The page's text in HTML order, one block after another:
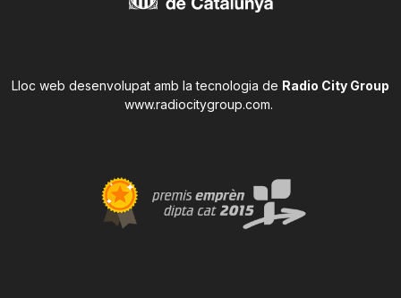
Lloc web desenvolupat amb la tecnologia de Radio City Group
www.radiocitygroup.com.